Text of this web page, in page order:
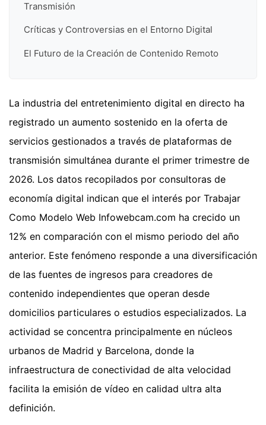
Transmisión
Críticas y Controversias en el Entorno Digital
El Futuro de la Creación de Contenido Remoto
La industria del entretenimiento digital en directo ha
registrado un aumento sostenido en la oferta de
servicios gestionados a través de plataformas de
transmisión simultánea durante el primer trimestre de
2026. Los datos recopilados por consultoras de
economía digital indican que el interés por Trabajar
Como Modelo Web Infowebcam.com ha crecido un
12% en comparación con el mismo periodo del año
anterior. Este fenómeno responde a una diversificación
de las fuentes de ingresos para creadores de
contenido independientes que operan desde
domicilios particulares o estudios especializados. La
actividad se concentra principalmente en núcleos
urbanos de Madrid y Barcelona, donde la
infraestructura de conectividad de alta velocidad
facilita la emisión de vídeo en calidad ultra alta
definición.